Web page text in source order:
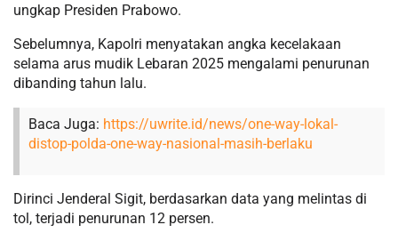
ungkap Presiden Prabowo.
Sebelumnya, Kapolri menyatakan angka kecelakaan
selama arus mudik Lebaran 2025 mengalami penurunan
dibanding tahun lalu.
Baca Juga: https://uwrite.id/news/one-way-lokal-
distop-polda-one-way-nasional-masih-berlaku
Dirinci Jenderal Sigit, berdasarkan data yang melintas di
tol, terjadi penurunan 12 persen.